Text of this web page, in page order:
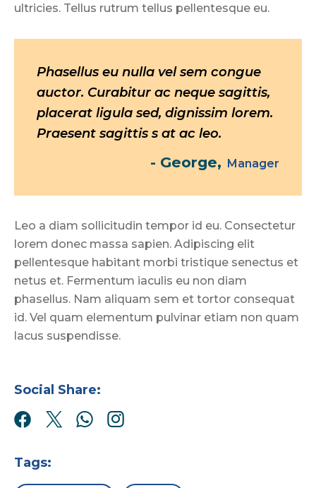
ultricies. Tellus rutrum tellus pellentesque eu.
Phasellus eu nulla vel sem congue
auctor. Curabitur ac neque sagittis,
placerat ligula sed, dignissim lorem.
Praesent sagittis s at ac leo.
- George, Manager
Nullam tortor velit, blandit at nulla
in, iaculis congue lectus. In at neque
at tellus commodo ornare vel ac leo.
- Lara,
Pharetra finibus. Sed libero eros,
facilisis quis dignissim vitae,
tincidunt in sem. Integer
pellentesque libero tortor.
- Mathew, Doctor
Leo a diam sollicitudin tempor id eu. Consectetur
lorem donec massa sapien. Adipiscing elit
pellentesque habitant morbi tristique senectus et
netus et. Fermentum iaculis eu non diam
phasellus. Nam aliquam sem et tortor consequat
id. Vel quam elementum pulvinar etiam non quam
lacus suspendisse.
Tags:
Social Share: